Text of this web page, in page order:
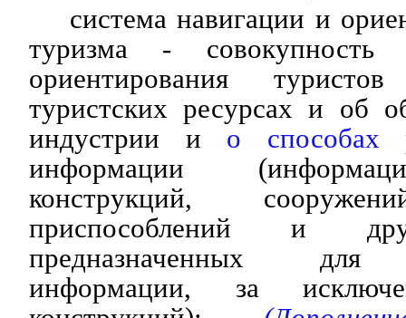
система навигации и
туризма - совокупность
ориентирования
туристских ресурсах и об
индустрии и о способах
информации
конструкций,
приспособлений и
предназначенных для
информации, за